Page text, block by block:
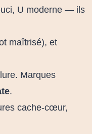
U moderne — ils
maîtrisé), et
Marques
.
cache-cœur,